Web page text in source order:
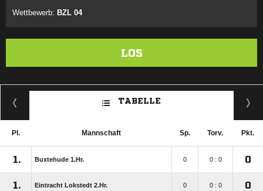
Wettbewerb: BZL 04
LOS
TABELLE
Pl. Mannschaft Sp. Torv. Pkt.
1. Buxtehude 1.Hr. 0 0 : 0 0
1. Eintracht Lokstedt 2.Hr. 0 0 : 0 0